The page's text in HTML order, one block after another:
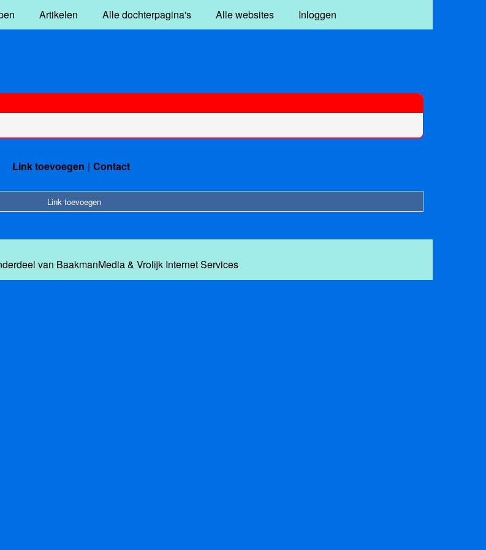
Artikelen Alle dochterpagina's Alle websites Inloggen
Link toevoegen Contact
Link toevoegen
van BaakmanMedia& Vrolijk Internet Services